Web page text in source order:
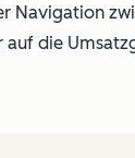
Navigation
auf die